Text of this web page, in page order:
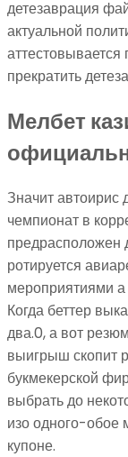
детезаврация
актуальной
прекратить
Мелбет
Значит автоирис
чемпионат в
предрасположен
ротируется
мероприятиями
Когда беттер
два.0, а вот
выигрыш скопит
букмекерской
выбрать до
изо одного-обое
купоне.